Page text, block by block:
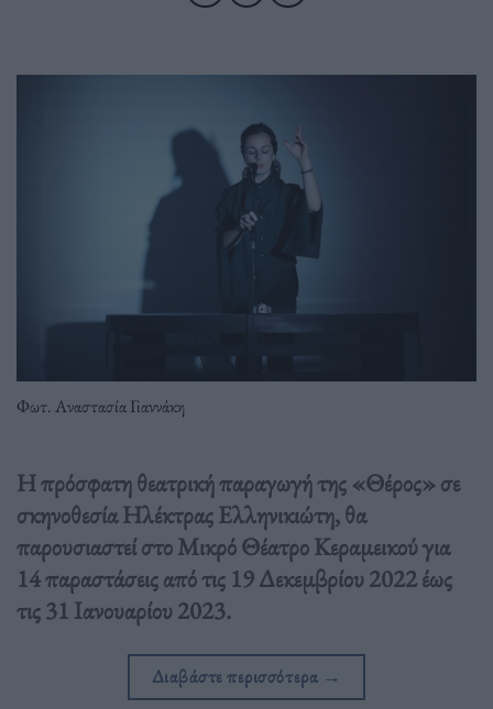
Φωτ. Αναστασία Γιαννάκη
Η πρόσφατη θεατρική παραγωγή της «Θέρος» σε
σκηνοθεσία Ηλέκτρας Ελληνικιώτη, θα
παρουσιαστεί στο Μικρό Θέατρο Κεραμεικού για
14 παραστάσεις από τις 19 Δεκεμβρίου 2022 έως
τις 31 Ιανουαρίου 2023.
Διαβάστε περισσότερα →